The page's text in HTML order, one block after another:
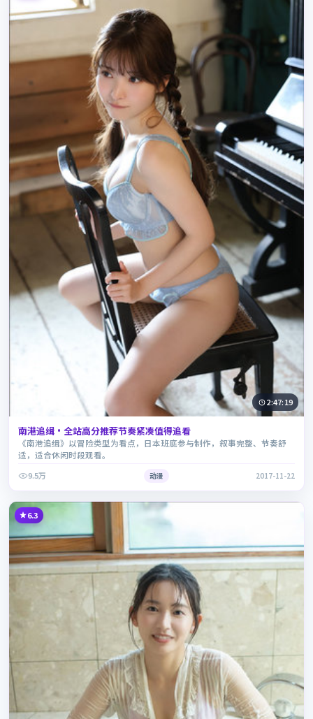
2:47:19
南港追缉·全站高分推荐节奏紧凑值得追看
《南港追缉》以冒险类型为看点，日本班底参与制作，叙事完整、节奏舒
适，适合休闲时段观看。
9.5万
动漫 2017-11-22
6.3